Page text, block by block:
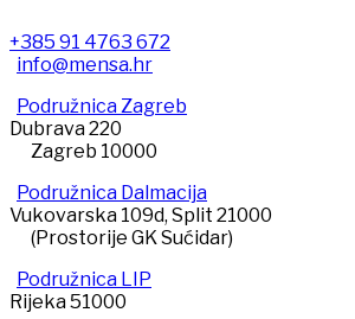
+385 91 4763 672
info@mensa.hr
Podružnica Zagreb
Dubrava 220
Zagreb 10000
Podružnica Dalmacija
Vukovarska 109d, Split 21000
(Prostorije GK Sućidar)
Podružnica LIP
Rijeka 51000